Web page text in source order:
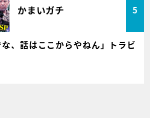
かまいガチ 5
、話はここからやねん」トラビ